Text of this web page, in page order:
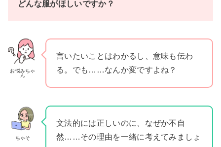
どんな服がほしいですか？
お悩みちゃ
ん
言いたいことはわかるし、意味も伝わ
る。でも……なんか変ですよね？
ちゃそ
文法的には正しいのに、なぜか不自
然……その理由を一緒に考えてみましょ